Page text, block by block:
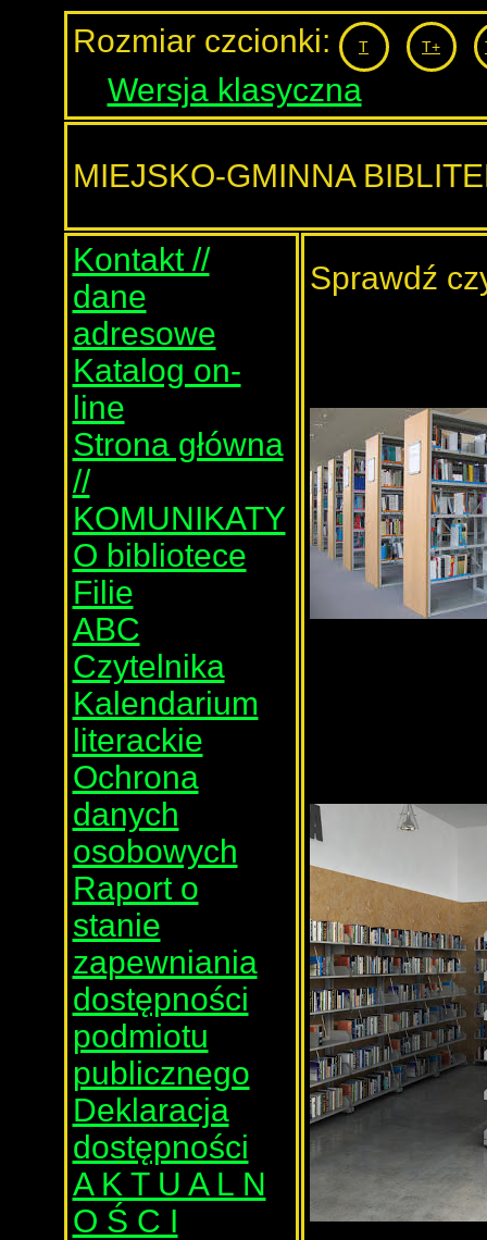
Rozmiar czcionki: T T+
Wersja klasyczna
MIEJSKO-GMINNA
Kontakt //
dane
adresowe
Katalog on-
line
Strona główna
//
KOMUNIKATY
O bibliotece
Filie
ABC
Czytelnika
Kalendarium
literackie
Ochrona
danych
osobowych
Raport o
stanie
zapewniania
dostępności
podmiotu
publicznego
Deklaracja
dostępności
A K T U A L N
O Ś C I
Sprawdź